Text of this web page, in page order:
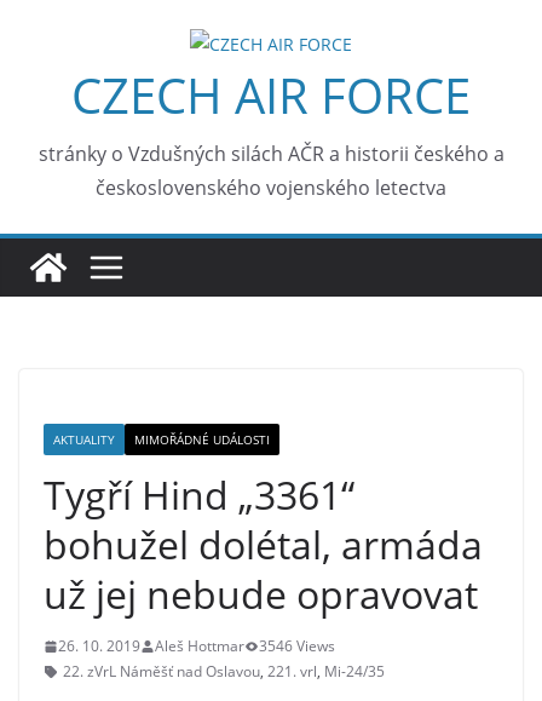
CZECH AIR FORCE
stránky o Vzdušných silách AČR a historii českého a
československého vojenského letectva
AKTUALITY MIMOŘÁDNÉ UDÁLOSTI
Tygří Hind „3361“
bohužel dolétal, armáda
už jej nebude opravovat
26. 10. 2019 Aleš Hottmar
3546 Views
22. zVrL Náměšť nad Oslavou, 221. vrl, Mi-24/35